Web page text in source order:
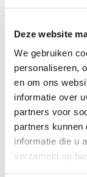
Deze website
We gebruiken
personaliseren,
en om ons
informatie over
partners voor
partners kunnen
informatie die u
verzameld op